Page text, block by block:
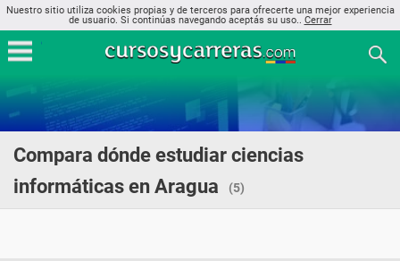
Nuestro sitio utiliza cookies propias y de terceros para ofrecerte una mejor experiencia
de usuario. Si continúas navegando aceptás su uso.. Cerrar
Compara dónde estudiar ciencias
informáticas en Aragua
(5)